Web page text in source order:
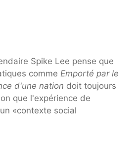
Spike Lee pense que
comme Emporté par le
d'une nation doit toujours
que l'expérience de
«contexte social